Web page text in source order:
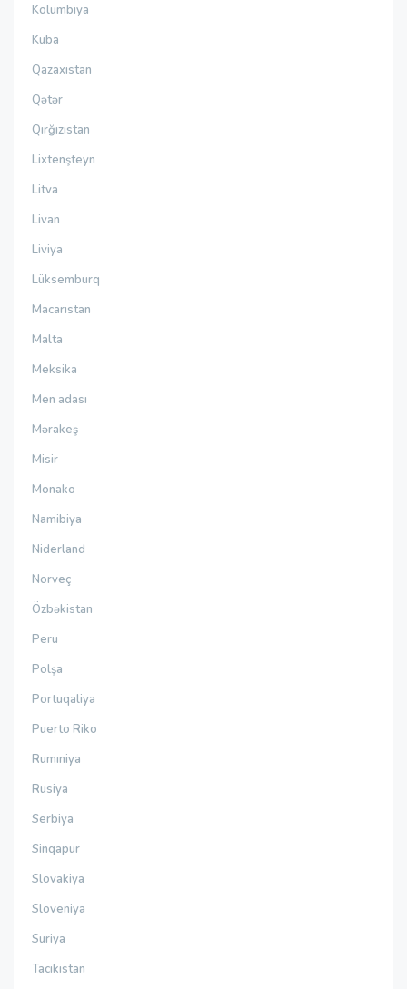
Kolumbiya
Kuba
Qazaxıstan
Qətər
Qırğızıstan
Lixtenşteyn
Litva
Livan
Liviya
Lüksemburq
Macarıstan
Malta
Meksika
Men adası
Mərakeş
Misir
Monako
Namibiya
Niderland
Norveç
Özbəkistan
Peru
Polşa
Portuqaliya
Puerto Riko
Rumıniya
Rusiya
Serbiya
Sinqapur
Slovakiya
Sloveniya
Suriya
Tacikistan